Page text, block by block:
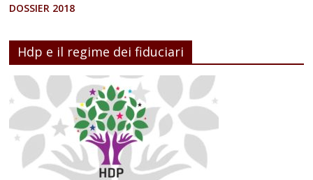
DOSSIER 2018
Hdp e il regime dei fiduciari